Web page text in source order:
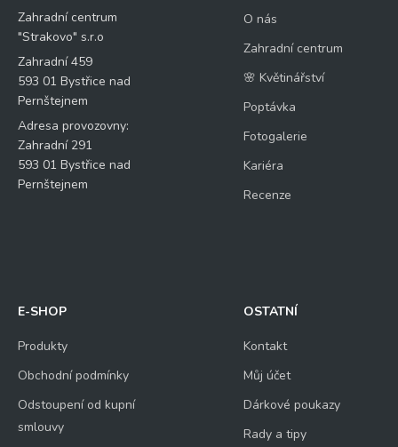
Zahradní centrum
"Strakovo" s.r.o
Zahradní 459
593 01 Bystřice nad
Pernštejnem
Adresa provozovny:
Zahradní 291
593 01 Bystřice nad
Pernštejnem
O nás
Zahradní centrum
🌸 Květinářství
Poptávka
Fotogalerie
Kariéra
Recenze
E-SHOP
Produkty
Obchodní podmínky
Odstoupení od kupní
smlouvy
OSTATNÍ
Kontakt
Můj účet
Dárkové poukazy
Rady a tipy